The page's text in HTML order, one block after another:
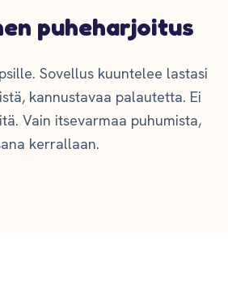
puheharjoitus
Sovellus kuuntelee lastasi
kannustavaa palautetta. Ei
Vain itsevarmaa puhumista,
kerrallaan.